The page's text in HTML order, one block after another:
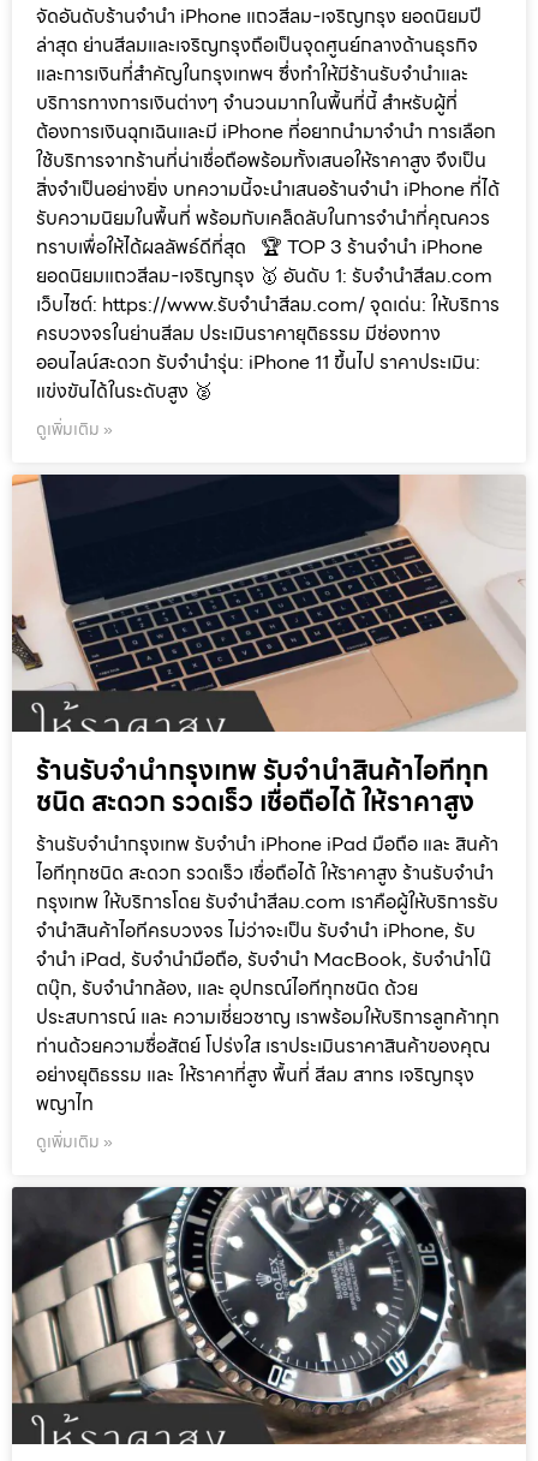
จัดอันดับร้านจำนำ iPhone แถวสีลม-เจริญกรุง ยอดนิยมปี
ล่าสุด ย่านสีลมและเจริญกรุงถือเป็นจุดศูนย์กลางด้านธุรกิจ
และการเงินที่สำคัญในกรุงเทพฯ ซึ่งทำให้มีร้านรับจำนำและ
บริการทางการเงินต่างๆ จำนวนมากในพื้นที่นี้ สำหรับผู้ที่
ต้องการเงินฉุกเฉินและมี iPhone ที่อยากนำมาจำนำ การเลือก
ใช้บริการจากร้านที่น่าเชื่อถือพร้อมทั้งเสนอให้ราคาสูง จึงเป็น
สิ่งจำเป็นอย่างยิ่ง บทความนี้จะนำเสนอร้านจำนำ iPhone ที่ได้
รับความนิยมในพื้นที่ พร้อมกับเคล็ดลับในการจำนำที่คุณควร
ทราบเพื่อให้ได้ผลลัพธ์ดีที่สุด 🏆 TOP 3 ร้านจำนำ iPhone
ยอดนิยมแถวสีลม-เจริญกรุง 🥇 อันดับ 1: รับจำนำสีลม.com
เว็บไซต์: https://www.รับจํานําสีลม.com/ จุดเด่น: ให้บริการ
ครบวงจรในย่านสีลม ประเมินราคายุติธรรม มีช่องทาง
ออนไลน์สะดวก รับจำนำรุ่น: iPhone 11 ขึ้นไป ราคาประเมิน:
แข่งขันได้ในระดับสูง 🥈
ดูเพิ่มเติม »
ร้านรับจำนำกรุงเทพ รับจำนำสินค้าไอทีทุก
ชนิด สะดวก รวดเร็ว เชื่อถือได้ ให้ราคาสูง
ร้านรับจำนำกรุงเทพ รับจำนำ iPhone iPad มือถือ และ สินค้า
ไอทีทุกชนิด สะดวก รวดเร็ว เชื่อถือได้ ให้ราคาสูง ร้านรับจำนำ
กรุงเทพ ให้บริการโดย รับจํานําสีลม.com เราคือผู้ให้บริการรับ
จำนำสินค้าไอทีครบวงจร ไม่ว่าจะเป็น รับจำนำ iPhone, รับ
จำนำ iPad, รับจำนำมือถือ, รับจำนำ MacBook, รับจำนำโน๊
ตบุ๊ก, รับจำนำกล้อง, และ อุปกรณ์ไอทีทุกชนิด ด้วย
ประสบการณ์ และ ความเชี่ยวชาญ เราพร้อมให้บริการลูกค้าทุก
ท่านด้วยความซื่อสัตย์ โปร่งใส เราประเมินราคาสินค้าของคุณ
อย่างยุติธรรม และ ให้ราคาที่สูง พื้นที่ สีลม สาทร เจริญกรุง
พญาไท
ดูเพิ่มเติม »